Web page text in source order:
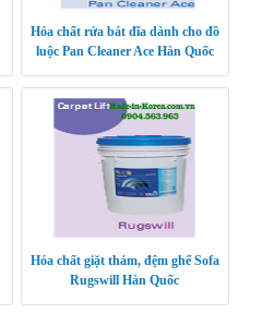
Hóa chất rửa bát đĩa dành cho đồ
luộc Pan Cleaner Ace Hàn Quốc
Hóa chất giặt thảm, đệm ghế Sofa
Rugswill Hàn Quốc